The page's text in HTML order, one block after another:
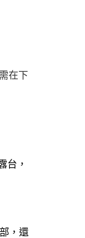
在下
台，
，還